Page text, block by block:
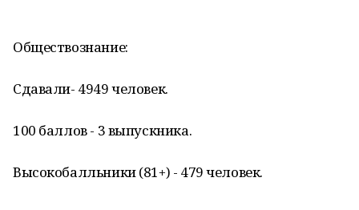
Обществознание:
Сдавали- 4949 человек.
100 баллов - 3 выпускника.
Высокобалльники (81+) - 479 человек.